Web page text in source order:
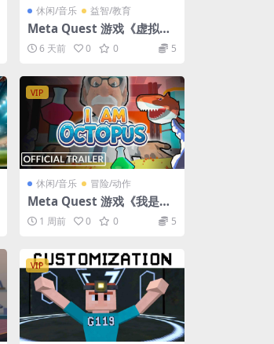
休闲/音乐 益智/教育
Meta Quest 游戏《虚拟滑
板VR》Virtual Skate VR
6 天前 0 0 5
VIP
休闲/音乐 冒险/动作
Meta Quest 游戏《我是章
鱼》I Am Octopus
1 周前 0 0 5
VIP